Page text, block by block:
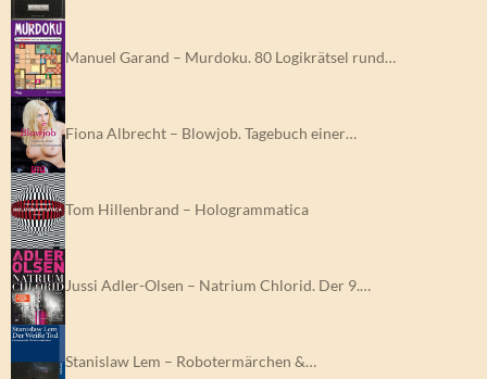
Manuel Garand – Murdoku. 80 Logikrätsel rund…
Fiona Albrecht – Blowjob. Tagebuch einer…
Tom Hillenbrand – Hologrammatica
Jussi Adler-Olsen – Natrium Chlorid. Der 9.…
Stanislaw Lem – Robotermärchen &…